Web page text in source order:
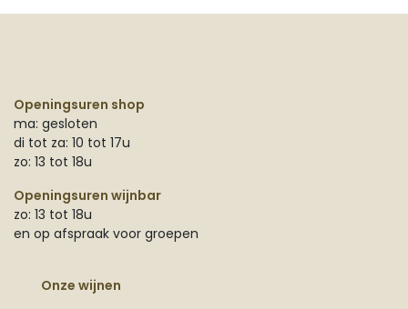
Openingsuren shop
ma: gesloten
di tot za: 10 tot 17u
zo: 13 tot 18u
Openingsuren wijnbar
zo: 13 tot 18u
en op afspraak voor groepen
Onze wijnen